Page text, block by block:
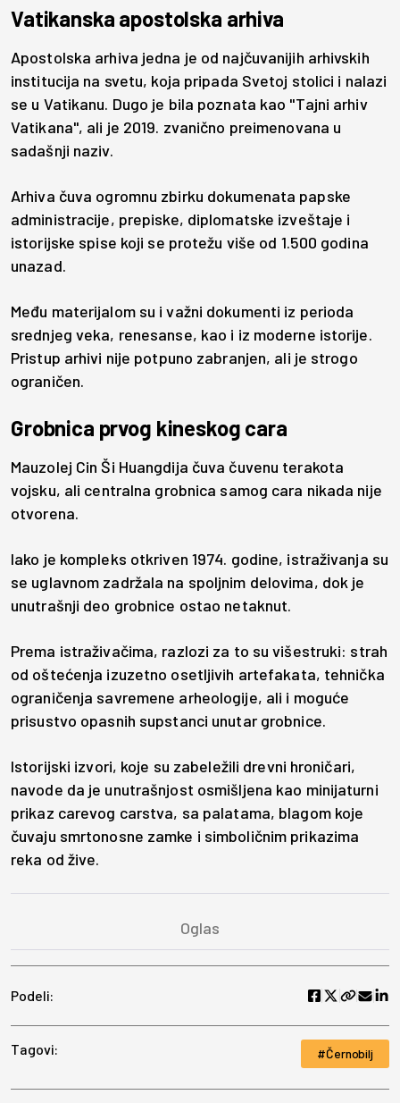
Vatikanska apostolska arhiva
Apostolska arhiva jedna je od najčuvanijih arhivskih
institucija na svetu, koja pripada Svetoj stolici i nalazi
se u Vatikanu. Dugo je bila poznata kao "Tajni arhiv
Vatikana", ali je 2019. zvanično preimenovana u
sadašnji naziv.
Arhiva čuva ogromnu zbirku dokumenata papske
administracije, prepiske, diplomatske izveštaje i
istorijske spise koji se protežu više od 1.500 godina
unazad.
Među materijalom su i važni dokumenti iz perioda
srednjeg veka, renesanse, kao i iz moderne istorije.
Pristup arhivi nije potpuno zabranjen, ali je strogo
ograničen.
Grobnica prvog kineskog cara
Mauzolej Cin Ši Huangdija čuva čuvenu terakota
vojsku, ali centralna grobnica samog cara nikada nije
otvorena.
Iako je kompleks otkriven 1974. godine, istraživanja su
se uglavnom zadržala na spoljnim delovima, dok je
unutrašnji deo grobnice ostao netaknut.
Prema istraživačima, razlozi za to su višestruki: strah
od oštećenja izuzetno osetljivih artefakata, tehnička
ograničenja savremene arheologije, ali i moguće
prisustvo opasnih supstanci unutar grobnice.
Istorijski izvori, koje su zabeležili drevni hroničari,
navode da je unutrašnjost osmišljena kao minijaturni
prikaz carevog carstva, sa palatama, blagom koje
čuvaju smrtonosne zamke i simboličnim prikazima
reka od žive.
Podeli:
Tagovi: Černobilj